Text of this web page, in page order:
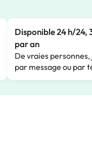
Disponible 24 h/24,
par an
De vraies
par message ou par